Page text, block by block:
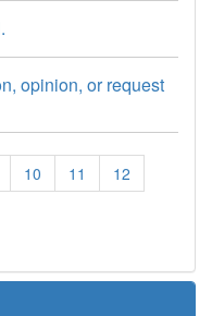
opinion, or request
10 11
12